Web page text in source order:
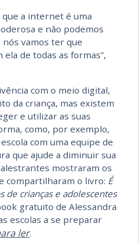
a internet é uma
e não podemos
vamos ter que
de todas as formas”,
com o meio digital,
da criança, mas existem
e utilizar as suas
como, por exemplo,
com uma equipe de
que ajude a diminuir sua
mostraram os
compartilharam o livro: É
de crianças e adolescentes
gratuito de Alessandra
escolas a se preparar
ler.